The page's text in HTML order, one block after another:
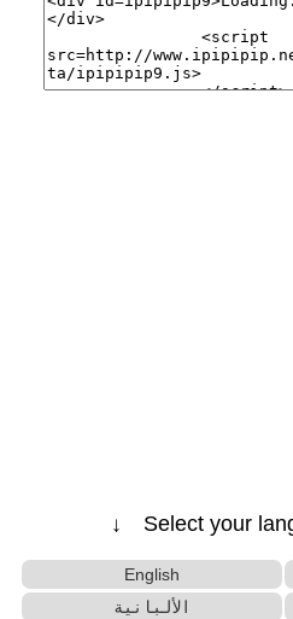
↓ Select your
English
الألبانية